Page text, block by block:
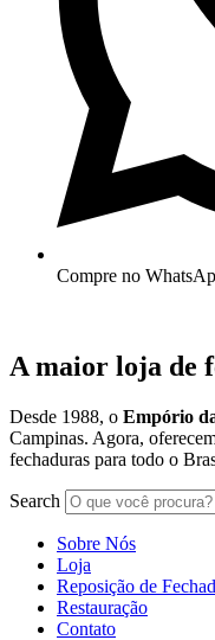
Compre no
A maior loja de
Desde 1988, o Empório
Campinas. Agora,
fechaduras para todo o
Search
Sobre Nós
Loja
Reposição de
Restauração
Contato